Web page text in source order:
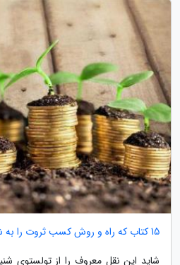
15 کتاب که راه و روش کسب ثروت را به شما می آموزند
شاید این نقل معروف را از تولستوی